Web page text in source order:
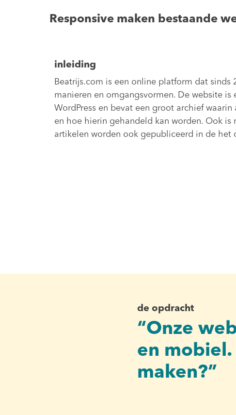
Responsive maken bestaande
inleiding
Beatrijs.com is een online platform dat
manieren en omgangsvormen. De website
WordPress en bevat een groot archief
en hoe hierin gehandeld kan worden. Ook
artikelen worden ook gepubliceerd in de het
de opdracht
“Onze
en
maken?”